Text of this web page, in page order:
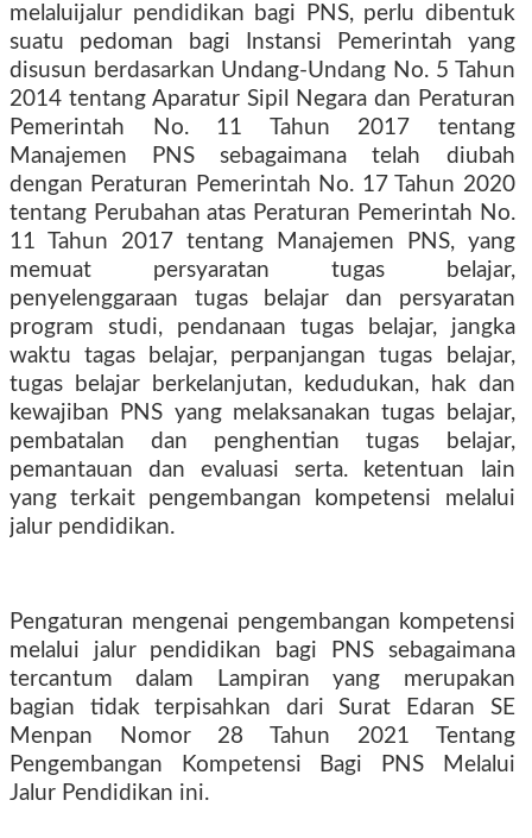
melaluijalur pendidikan bagi PNS, perlu dibentuk
suatu pedoman bagi Instansi Pemerintah yang
disusun berdasarkan Undang-Undang No. 5 Tahun
2014 tentang Aparatur Sipil Negara dan Peraturan
Pemerintah No. 11 Tahun 2017 tentang
Manajemen PNS sebagaimana telah diubah
dengan Peraturan Pemerintah No. 17 Tahun 2020
tentang Perubahan atas Peraturan Pemerintah No.
11 Tahun 2017 tentang Manajemen PNS, yang
memuat persyaratan tugas belajar,
penyelenggaraan tugas belajar dan persyaratan
program studi, pendanaan tugas belajar, jangka
waktu tagas belajar, perpanjangan tugas belajar,
tugas belajar berkelanjutan, kedudukan, hak dan
kewajiban PNS yang melaksanakan tugas belajar,
pembatalan dan penghentian tugas belajar,
pemantauan dan evaluasi serta. ketentuan lain
yang terkait pengembangan kompetensi melalui
jalur pendidikan.
Pengaturan mengenai pengembangan kompetensi
melalui jalur pendidikan bagi PNS sebagaimana
tercantum dalam Lampiran yang merupakan
bagian tidak terpisahkan dari Surat Edaran SE
Menpan Nomor 28 Tahun 2021 Tentang
Pengembangan Kompetensi Bagi PNS Melalui
Jalur Pendidikan ini.